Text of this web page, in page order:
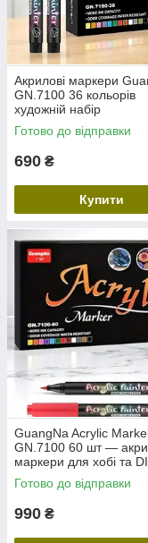
Акрилові маркери
GN.7100 36 кольорів
художній набір
Готово до відправки
690 ₴
Купити
GuangNa Acrylic
GN.7100 60 шт —
маркери для хобі та
Готово до відправки
990 ₴